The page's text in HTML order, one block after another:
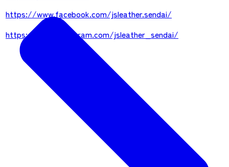
https://www.facebook.com/jsleather.sendai/
https://www.instagram.com/jsleather_sendai/